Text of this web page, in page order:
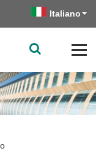
Italiano